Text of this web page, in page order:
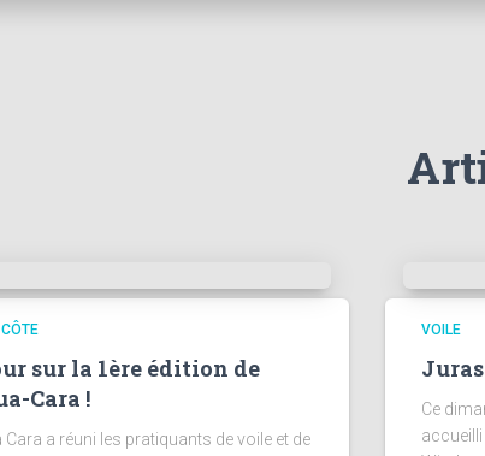
sur la 1ère édition de
Cara !
Cara a réuni les pratiquants de voile et de
VOILE
Ce